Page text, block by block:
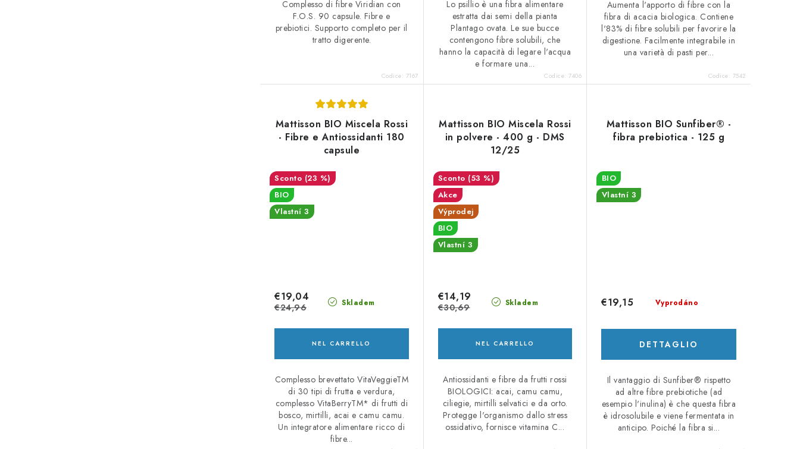
Complesso di fibre Viridian con
F.O.S. 90 capsule. Fibre e
prebiotici. Supporto completo per il
tratto digerente.
Codice: 7167
Lo psillio è una fibra alimentare
estratta dai semi della pianta
Plantago ovata. Le sue bucce
contengono fibre solubili, che
hanno la capacità di legare l'acqua
e formare una...
Codice:7406
Aumenta l'apporto di fibre con la
fibra di acacia biologica. Contiene
l'83% di fibre solubili per favorire la
digestione. Facilmente integrabile in
una varietà di pasti per...
Codice: 7542
Mattisson BIO Miscela Rossi
- Fibre e Antiossidanti 180
capsule
(23 %)
BIO
Vlastní 3
Skladem
€19,04
€24,96
NEL CARRELLO
Complesso brevettato VitaVeggieTM
di 30 tipi di frutta e verdura,
complesso VitaBerryTM* di frutti di
bosco, mirtilli, acai e camu camu.
Un integratore alimentare ricco di
fibre...
Mattisson BIO Miscela Rossi
in polvere - 400 g - DMS
12/25
(53 %)
Akce
Výprodej
BIO
Vlastní 3
Skladem
€14,19
€30,69
NEL CARRELLO
Antiossidanti e fibre da frutti rossi
BIOLOGICI: acai, camu camu,
ciliegie, mirtilli selvatici e da orto.
Protegge l'organismo dallo stress
ossidativo, fornisce vitamina C...
Mattisson BIO Sunfiber® -
fibra prebiotica - 125 g
BIO
Vlastní 3
Vyprodáno
€19,15
DETTAGLIO
Il vantaggio di Sunfiber® rispetto
ad altre fibre prebiotiche (ad
esempio l'inulina) è che questa fibra
è idrosolubile e viene fermentata in
anticipo. Poiché la fibra si...